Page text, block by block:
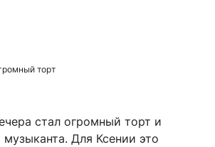
торт
стал огромный торт и
Для Ксении это